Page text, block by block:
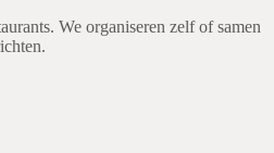
We organiseren zelf of samen